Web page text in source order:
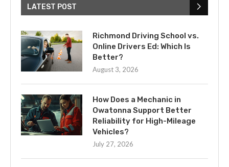
LATEST POST
Richmond Driving School vs.
Online Drivers Ed: Which Is
Better?
August 3, 2026
How Does a Mechanic in
Owatonna Support Better
Reliability for High-Mileage
Vehicles?
July 27, 2026